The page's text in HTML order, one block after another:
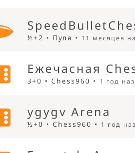
½+2 • Пуля • 11 месяцев
Ежечасная
3+0 • Chess960 • 1 год
ygygv Arena
½+0 • Chess960 • 1 год